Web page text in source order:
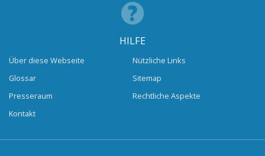
HILFE
Über diese Webseite
Glossar
Presseraum
Kontakt
Nützliche Links
Sitemap
Rechtliche Aspekte